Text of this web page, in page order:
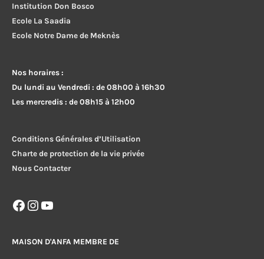
Institution Don Bosco
Ecole La Saadia
Ecole Notre Dame de Meknès
Nos horaires :
Du lundi au Vendredi : de 08h00 à 16h30
Les mercredis : de 08h15 à 12h00
Conditions Générales d’Utilisation
Charte de protection de la vie privée
Nous Contacter
Facebook
Instagram
YouTube
MAISON D'ANFA MEMBRE DE